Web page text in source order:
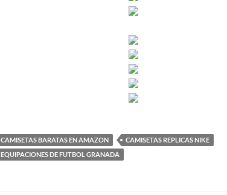
CAMISETAS BARATAS EN AMAZON
CAMISETAS REPLICAS NIKE
EQUIPACIONES DE FUTBOL GRANADA